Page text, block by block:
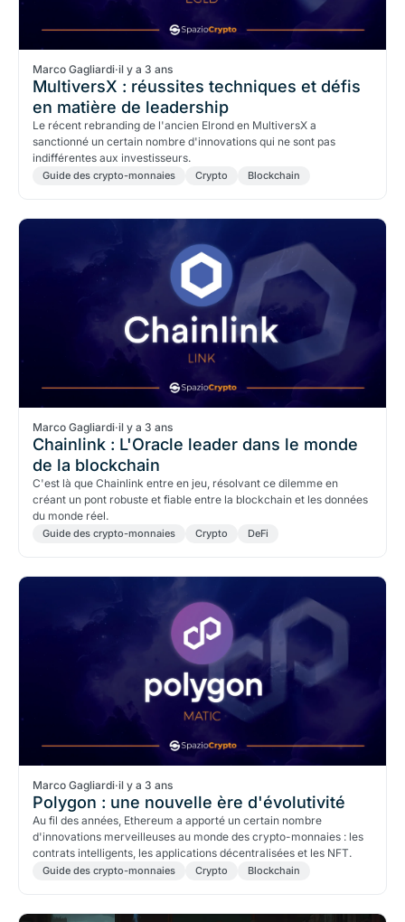
Marco Gagliardi·il y a 3 ans
MultiversX : réussites techniques et défis
en matière de leadership
Le récent rebranding de l'ancien Elrond en MultiversX a
sanctionné un certain nombre d'innovations qui ne sont pas
indifférentes aux investisseurs.
Guide des crypto-monnaies Crypto Blockchain
Marco Gagliardi·il y a 3 ans
Chainlink : L'Oracle leader dans le monde
de la blockchain
C'est là que Chainlink entre en jeu, résolvant ce dilemme en
créant un pont robuste et fiable entre la blockchain et les données
du monde réel.
Guide des crypto-monnaies Crypto DeFi
Marco Gagliardi·il y a 3 ans
Polygon : une nouvelle ère d'évolutivité
Au fil des années, Ethereum a apporté un certain nombre
d'innovations merveilleuses au monde des crypto-monnaies : les
contrats intelligents, les applications décentralisées et les NFT.
Guide des crypto-monnaies Crypto Blockchain